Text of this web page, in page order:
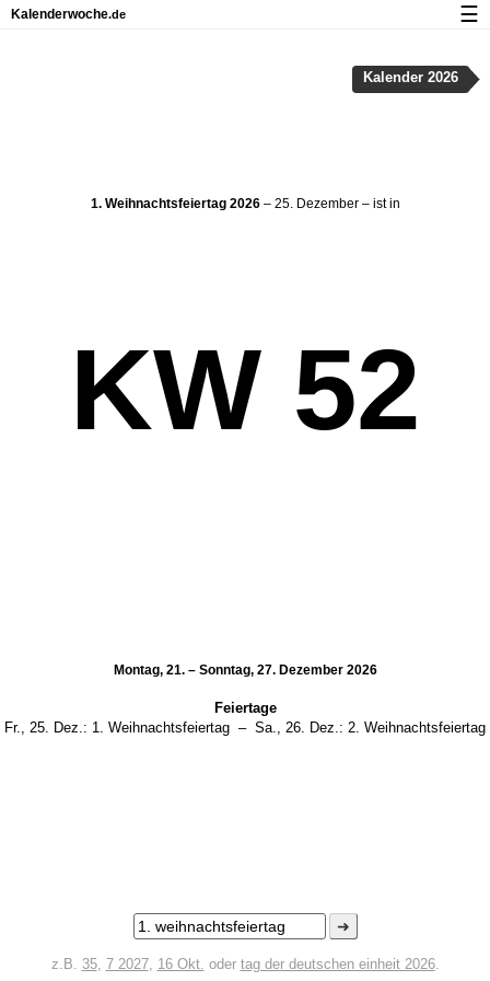
1. Weihnachtsfeiertag 2026– 25. Dezember – ist in
KW 52
Montag, 21. – Sonntag, 27. Dezember 2026
Feiertage
Fr., 25. Dez.: 1. Weihnachtsfeiertag – Sa., 26. Dez.: 2. Weihnachtsfeiertag
➜
z.B. 35, 7 2027, 16 Okt. oder tag der deutschen einheit 2026.
Kalender 2026
Kalenderwoche.de ☰